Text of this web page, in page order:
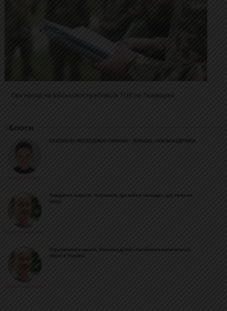
Про напад на військовослужбовців ТЦК на Львівщині
Блоги
Богдан Козійчук
ERAZMUS+ МОЛОДІЖНІ ОБМІНИ – БІЛЬШЕ, НІЖ МАНДРІВКИ
Михайло Цимбалюк
Завдання ворога - показати, що війна «всюди», що тилу не
існує
Михайло Цимбалюк
Стрілянина в школі, безпека дітей і проблема нелегальної
зброї в Україні